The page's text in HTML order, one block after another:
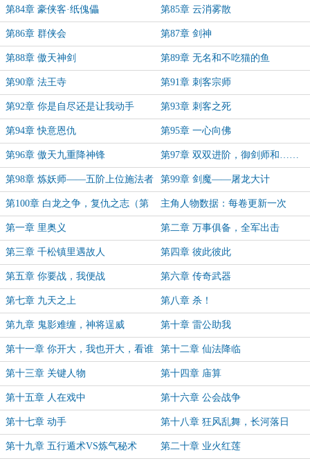
第84章 豪侠客·纸傀儡 第85章 云消雾散
第86章 群侠会 第87章 剑神
第88章 傲天神剑 第89章 无名和不吃猫的鱼
第90章 法王寺 第91章 刺客宗师
第92章 你是自尽还是让我动手 第93章 刺客之死
第94章 快意恩仇 第95章 一心向佛
第96章 傲天九重降神锋 第97章 双双进阶，御剑师和……
第98章 炼妖师——五阶上位施法者 第99章 剑魔——屠龙大计
第100章 白龙之争，复仇之志（第
三卷完）
主角人物数据：每卷更新一次
第一章 里奥义 第二章 万事俱备，全军出击
第三章 千松镇里遇故人 第四章 彼此彼此
第五章 你要战，我便战 第六章 传奇武器
第七章 九天之上 第八章 杀！
第九章 鬼影难缠，神将逞威 第十章 雷公助我
第十一章 你开大，我也开大，看谁
更大
第十二章 仙法降临
第十三章 关键人物 第十四章 庙算
第十五章 人在戏中 第十六章 公会战争
第十七章 动手 第十八章 狂风乱舞，长河落日
第十九章 五行遁术VS炼气秘术 第二十章 业火红莲